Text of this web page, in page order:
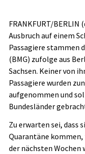
FRANKFURT/BERLIN
Ausbruch auf einem
Passagiere stammen
(BMG) zufolge aus
Sachsen. Keiner von
Passagiere wurden
aufgenommen und
Bundesländer
Zu erwarten sei, dass
Quarantäne
der nächsten